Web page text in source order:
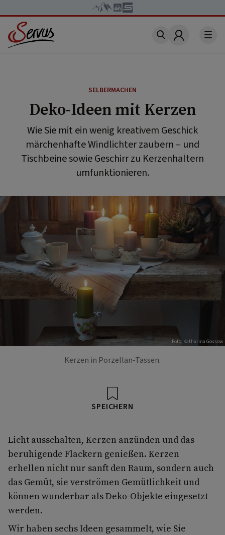
Account
SELBERMACHEN
Deko-Ideen mit Kerzen
Wie Sie mit ein wenig kreativem Geschick
märchenhafte Windlichter zaubern – und
Tischbeine sowie Geschirr zu Kerzenhaltern
umfunktionieren.
Foto: Katharina Gossow
Kerzen in Porzellan-Tassen.
SPEICHERN
Licht ausschalten, Kerzen anzünden und das
beruhigende Flackern genießen. Kerzen
erhellen nicht nur sanft den Raum, sondern auch
das Gemüt, sie verströmen Gemütlichkeit und
können wunderbar als Deko-Objekte eingesetzt
werden.
Wir haben sechs Ideen gesammelt, wie Sie